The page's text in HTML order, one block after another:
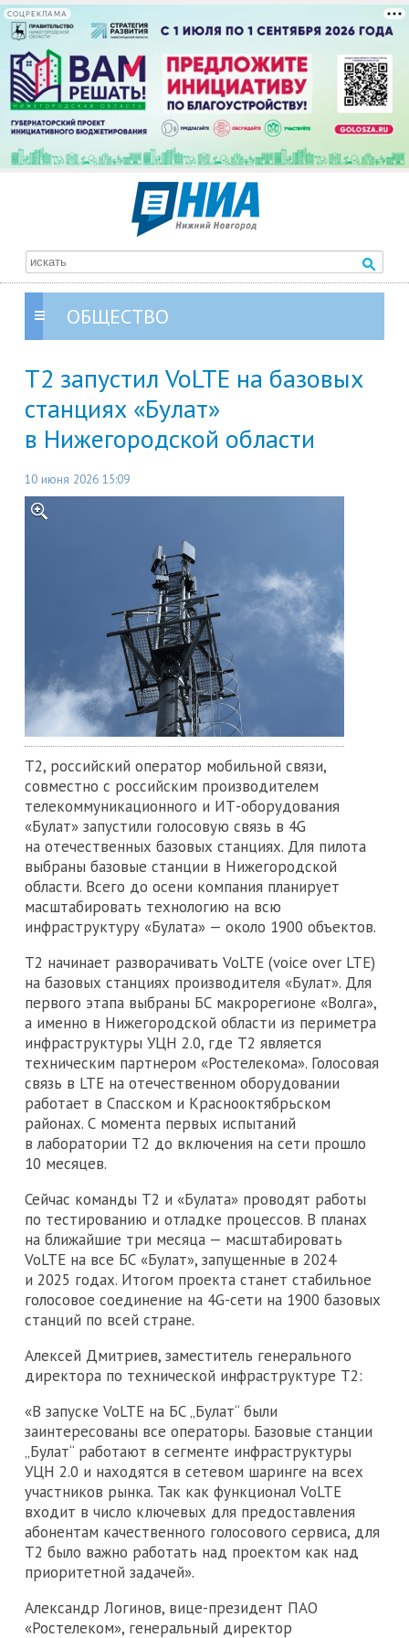
СОЦРЕКЛАМА
ОБЩЕСТВО
Т2 запустил VoLTE на базовых
станциях «Булат»
в Нижегородской области
10 июня 2026 15:09
Т2, российский оператор мобильной связи,
совместно с российским производителем
телекоммуникационного и ИТ-оборудования
«Булат» запустили голосовую связь в 4G
на отечественных базовых станциях. Для пилота
выбраны базовые станции в Нижегородской
области. Всего до осени компания планирует
масштабировать технологию на всю
инфраструктуру «Булата» — около 1900 объектов.
Т2 начинает разворачивать VoLTE (voice over LTE)
на базовых станциях производителя «Булат». Для
первого этапа выбраны БС макрорегионе «Волга»,
а именно в Нижегородской области из периметра
инфраструктуры УЦН 2.0, где Т2 является
техническим партнером «Ростелекома». Голосовая
связь в LTE на отечественном оборудовании
работает в Спасском и Краснооктябрьском
районах. С момента первых испытаний
в лаборатории Т2 до включения на сети прошло
10 месяцев.
Сейчас команды Т2 и «Булата» проводят работы
по тестированию и отладке процессов. В планах
на ближайшие три месяца — масштабировать
VoLTE на все БС «Булат», запущенные в 2024
и 2025 годах. Итогом проекта станет стабильное
голосовое соединение на 4G-сети на 1900 базовых
станций по всей стране.
Алексей Дмитриев, заместитель генерального
директора по технической инфраструктуре Т2:
«В запуске VoLTE на БС „Булат“ были
заинтересованы все операторы. Базовые станции
„Булат“ работают в сегменте инфраструктуры
УЦН 2.0 и находятся в сетевом шаринге на всех
участников рынка. Так как функционал VoLTE
входит в число ключевых для предоставления
абонентам качественного голосового сервиса, для
Т2 было важно работать над проектом как над
приоритетной задачей».
Александр Логинов, вице-президент ПАО
«Ростелеком», генеральный директор